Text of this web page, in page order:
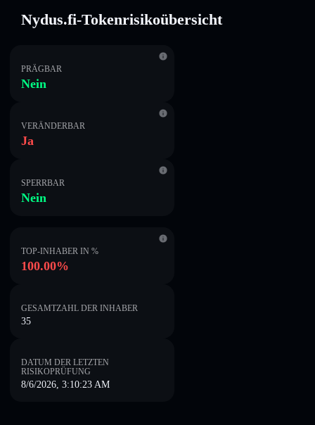
Nydus.fi-Tokenrisikoübersicht
PRÄGBAR
Nein
VERÄNDERBAR
Ja
SPERRBAR
Nein
TOP-INHABER IN %
100.00%
GESAMTZAHL DER INHABER
35
DATUM DER LETZTEN
RISIKOPRÜFUNG
8/6/2026, 3:10:23 AM